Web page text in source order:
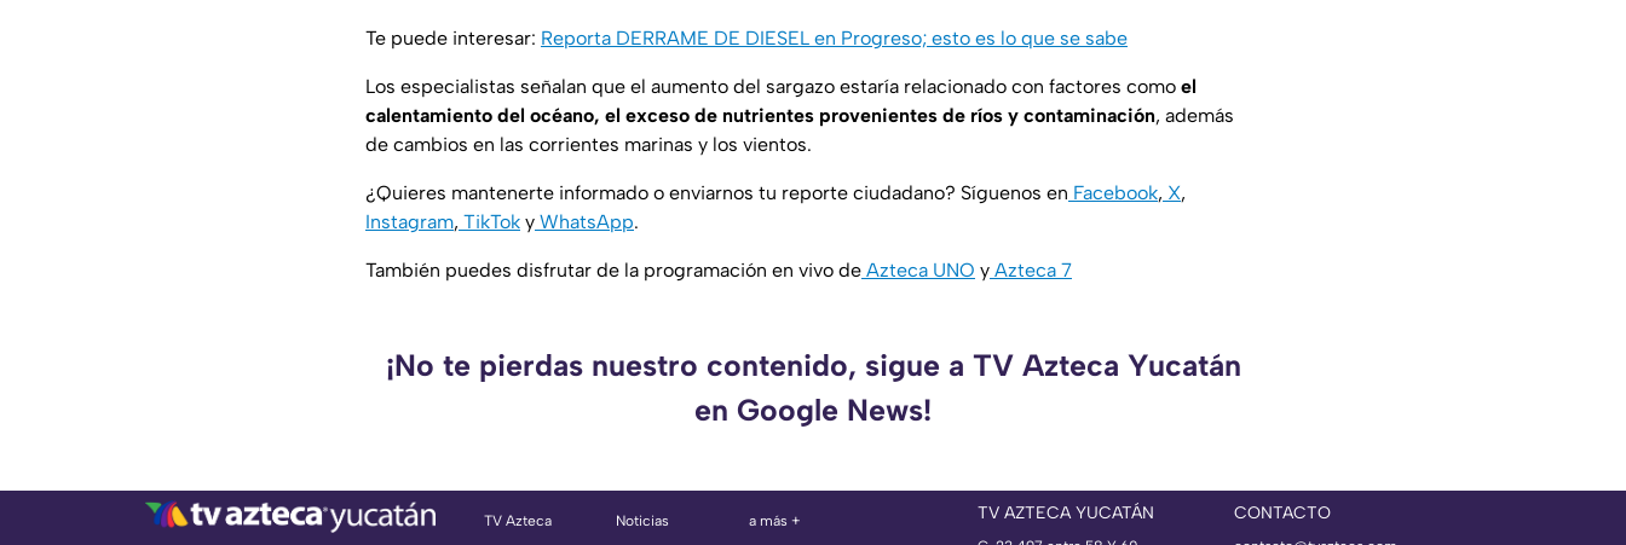
Te puede interesar: Reporta DERRAME DE DIESEL en Progreso; esto es lo que se sabe
Los especialistas señalan que el aumento del sargazo estaría relacionado con factores como el
calentamiento del océano, el exceso de nutrientes provenientes de ríos y contaminación, además
de cambios en las corrientes marinas y los vientos.
¿Quieres mantenerte informado o enviarnos tu reporte ciudadano? Síguenos en Facebook, X,
Instagram, TikTok y WhatsApp.
También puedes disfrutar de la programación en vivo de Azteca UNO y Azteca 7
¡No te pierdas nuestro contenido, sigue a TV Azteca Yucatán
en Google News!
TV Azteca
Noticias
a más +
TV AZTECA YUCATÁN CONTACTO